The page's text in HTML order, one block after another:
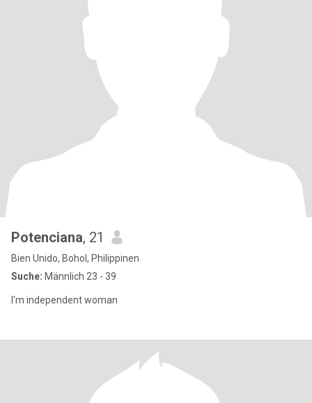
Potenciana, 21
Bien Unido, Bohol, Philippinen
Suche: Männlich 23 - 39
I'm independent woman